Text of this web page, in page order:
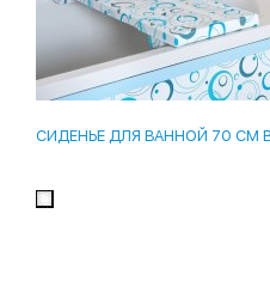
СИДЕНЬЕ ДЛЯ ВАННОЙ 70 СМ